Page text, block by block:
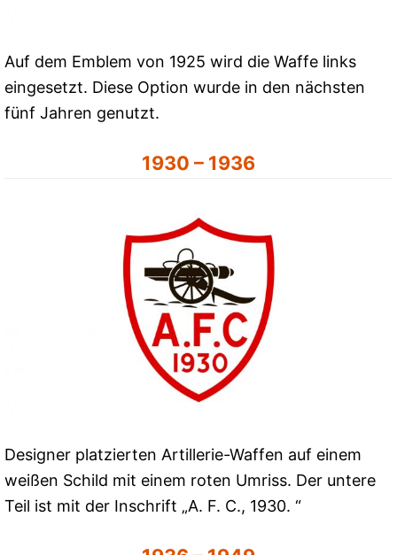
Auf dem Emblem von 1925 wird die Waffe links
eingesetzt. Diese Option wurde in den nächsten
fünf Jahren genutzt.
1930 – 1936
Designer platzierten Artillerie-Waffen auf einem
weißen Schild mit einem roten Umriss. Der untere
Teil ist mit der Inschrift „A. F. C., 1930. “